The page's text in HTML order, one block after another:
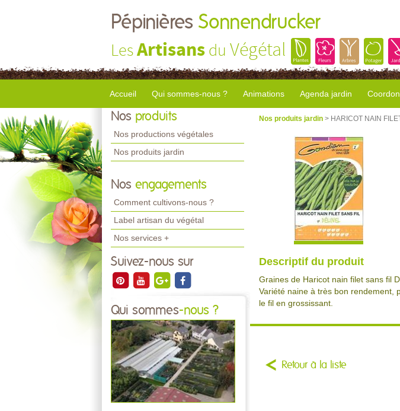
Pépinières Sonnendrucker
LesArtisans du Végétal
Accueil Qui sommes-nous ? Animations Agenda jardin
Nos produits
Nos productions végétales
Nos produits jardin
Nos engagements
Comment cultivons-nous ?
Label artisan du végétal
Nos services +
Suivez-nous sur
Qui sommes-nous ?
Nos produits jardin > HARICOT NAIN
Descriptif du produit
Graines de Haricot nain filet sans fil
Variété naine à très bon rendement,
le fil en grossissant.
Retour à la liste